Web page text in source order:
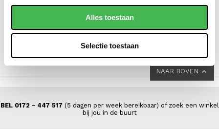
Alles toestaan
Selectie toestaan
office
VOOR 69,00
clara paris
NAAR BOVEN
BEL 0172 - 447 517 (5 dagen per week bereikbaar) of zoek een winkel
bij jou in de buurt